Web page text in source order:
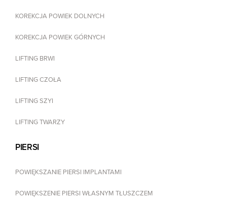
KOREKCJA POWIEK DOLNYCH
KOREKCJA POWIEK GÓRNYCH
LIFTING BRWI
LIFTING CZOŁA
LIFTING SZYI
LIFTING TWARZY
PIERSI
POWIĘKSZANIE PIERSI IMPLANTAMI
POWIĘKSZENIE PIERSI WŁASNYM TŁUSZCZEM